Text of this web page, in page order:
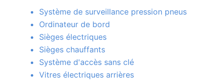
Système de surveillance pression pneus
Ordinateur de bord
Sièges électriques
Sièges chauffants
Système d'accès sans clé
Vitres électriques arrières